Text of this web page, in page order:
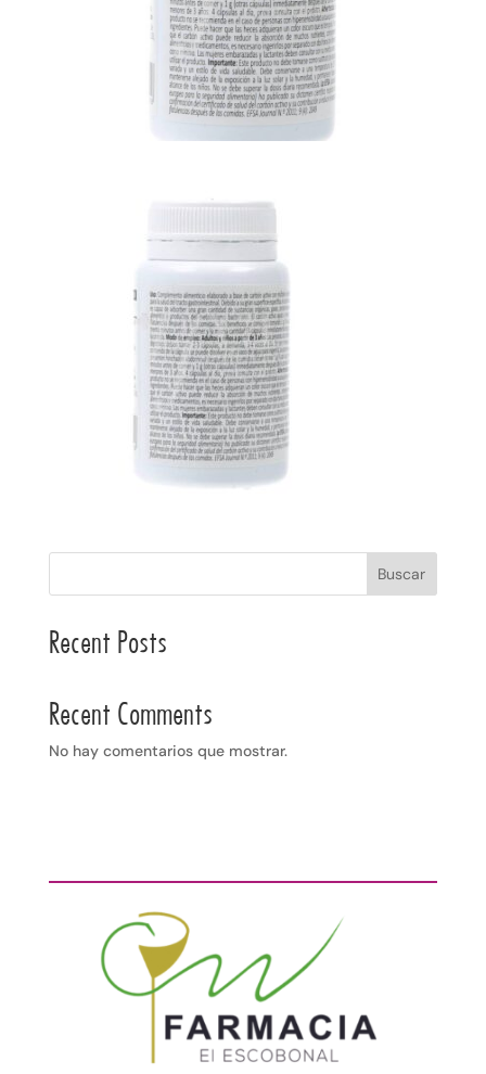
Buscar
Recent Posts
Recent Comments
No hay comentarios que mostrar.